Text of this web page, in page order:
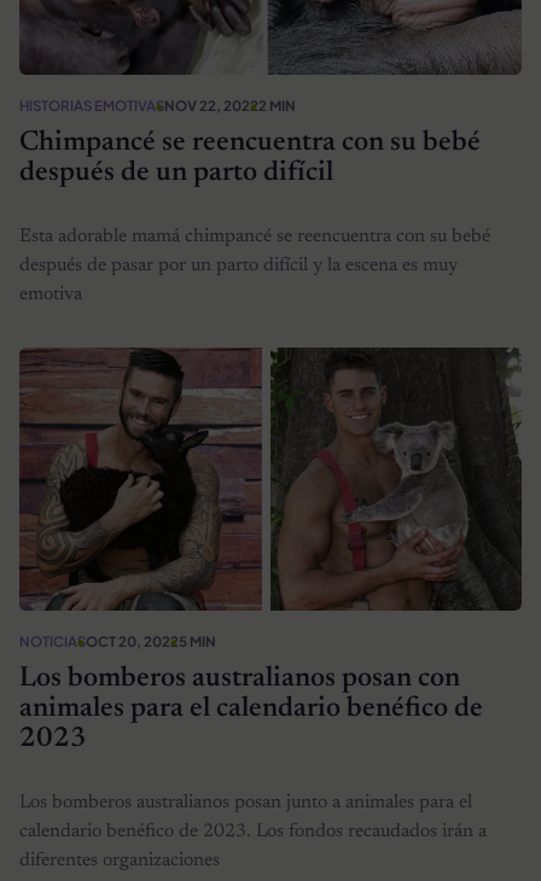
HISTORIAS EMOTIVASNOV 22, 20222 MIN
Chimpancé se reencuentra con su bebé
después de un parto difícil
Esta adorable mamá chimpancé se reencuentra con su bebé
después de pasar por un parto difícil y la escena es muy
emotiva
NOTICIASOCT 20, 20225 MIN
Los bomberos australianos posan con
animales para el calendario benéfico de
2023
Los bomberos australianos posan junto a animales para el
calendario benéfico de 2023. Los fondos recaudados irán a
diferentes organizaciones